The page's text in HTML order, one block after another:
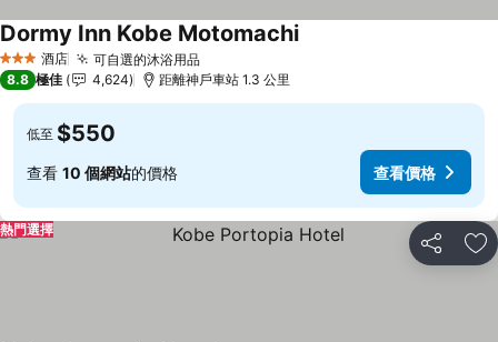
3 星級 酒店 可自選的沐浴用品查看價格
Dormy Inn Kobe Motomachi查看價格
8.8 極佳 4,624 距離神戶車站 1.3 公里
低至 $550
查看 10 個網站的價格 查看價格
分享 放
熱門選擇